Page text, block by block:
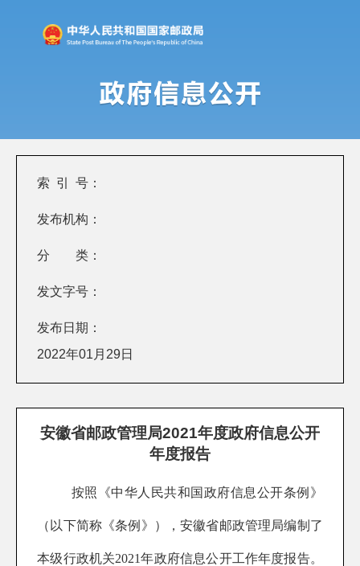
索 引 号：
发布机构：
分 类：
发文字号：
发布日期：
2022年01月29日
安徽省邮政管理局2021年度政府信息公开
年度报告
按照《中华人民共和国政府信息公开条例》
（以下简称《条例》），安徽省邮政管理局编制了
本级行政机关2021年政府信息公开工作年度报告。